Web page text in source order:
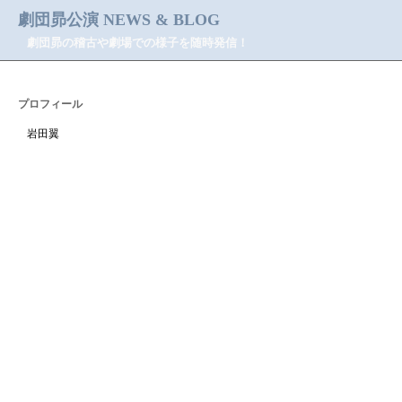
劇団昴公演 NEWS & BLOG
劇団昴の稽古や劇場での様子を随時発信！
プロフィール
岩田翼